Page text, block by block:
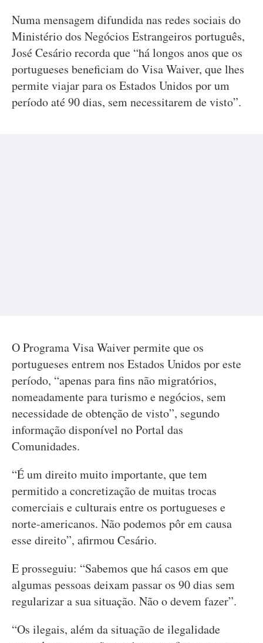
Numa mensagem difundida nas redes sociais do
Ministério dos Negócios Estrangeiros português,
José Cesário recorda que “há longos anos que os
portugueses beneficiam do Visa Waiver, que lhes
permite viajar para os Estados Unidos por um
período até 90 dias, sem necessitarem de visto”.
O Programa Visa Waiver permite que os
portugueses entrem nos Estados Unidos por este
período, “apenas para fins não migratórios,
nomeadamente para turismo e negócios, sem
necessidade de obtenção de visto”, segundo
informação disponível no Portal das
Comunidades.
“É um direito muito importante, que tem
permitido a concretização de muitas trocas
comerciais e culturais entre os portugueses e
norte-americanos. Não podemos pôr em causa
esse direito”, afirmou Cesário.
E prosseguiu: “Sabemos que há casos em que
algumas pessoas deixam passar os 90 dias sem
regularizar a sua situação. Não o devem fazer”.
“Os ilegais, além da situação de ilegalidade